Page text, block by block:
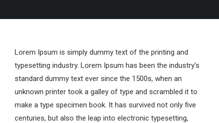
Lorem Ipsum is simply dummy text of the printing and
typesetting industry. Lorem Ipsum has been the industry’s
standard dummy text ever since the 1500s, when an
unknown printer took a galley of type and scrambled it to
make a type specimen book. It has survived not only five
centuries, but also the leap into electronic typesetting,